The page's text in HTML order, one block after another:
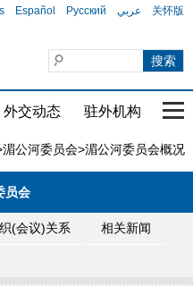
Español Русский عربي 关怀版
外交动态 驻外机构 国
湄公河委员会>湄公河委员会概况
员会
(会议)关系 相关新闻